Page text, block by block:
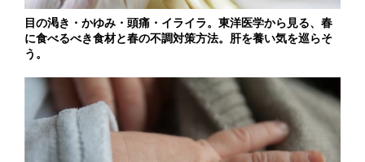
目の渇き・かゆみ・頭痛・イライラ。東洋医学から見る、春
に食べるべき食材と春の不調対策方法。肝を養い気を巡らそ
う。